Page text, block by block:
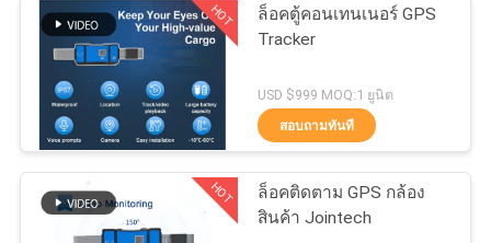
ทัวร์
โรงงาน
ควบคุม
คุณภาพ
GPS Smart Lock
HOT
ล็อคตู้คอนเทนเนอร์ GPS
Tracker
USD $999 MOQ:1 ยูนิต
สอบถามทันที
HOT
ล็อคติดตาม GPS กล้อง
สินค้า Jointech